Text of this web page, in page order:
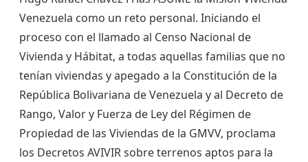
Venezuela como un reto personal. Iniciando el
proceso con el llamado al Censo Nacional de
Vivienda y Hábitat, a todas aquellas familias que no
tenían viviendas y apegado a la Constitución de la
República Bolivariana de Venezuela y al Decreto de
Rango, Valor y Fuerza de Ley del Régimen de
Propiedad de las Viviendas de la GMVV, proclama
los Decretos AVIVIR sobre terrenos aptos para la